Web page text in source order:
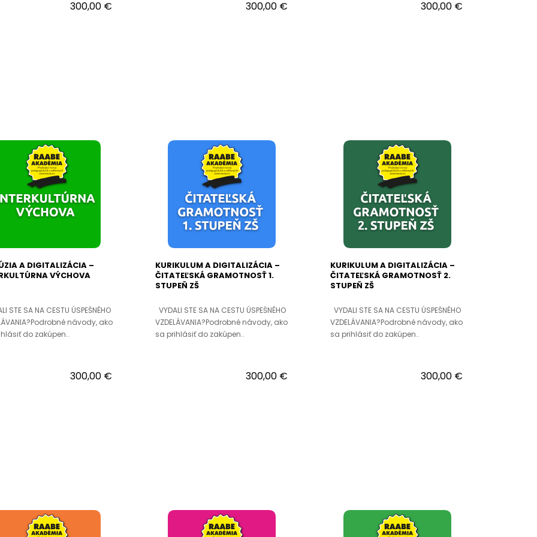
300,00 € 300,00 € 300,00 €
A DIGITALIZÁCIA –
VÝCHOVA
STE SA NA CESTU ÚSPEŠNÉHO
návody, ako
do zakúpen..
300,00 €
KURIKULUM A DIGITALIZÁCIA –
ČITATEĽSKÁ GRAMOTNOSŤ 1.
STUPEŇ ZŠ
VYDALI STE SA NA CESTU ÚSPEŠNÉHO
VZDELÁVANIA?Podrobné návody, ako
sa prihlásiť do zakúpen..
300,00 €
KURIKULUM A DIGITALIZÁCIA –
ČITATEĽSKÁ GRAMOTNOSŤ 2.
STUPEŇ ZŠ
VYDALI STE SA NA CESTU ÚSPEŠNÉHO
VZDELÁVANIA?Podrobné návody, ako
sa prihlásiť do zakúpen..
300,00 €